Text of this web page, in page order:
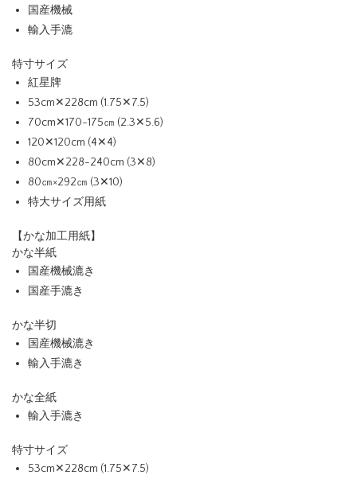
国産機械
輸入手漉
特寸サイズ
紅星牌
53cm✕228cm (1.75✕7.5)
70cm✕170-175㎝ (2.3✕5.6)
120✕120cm (4✕4)
80cm✕228-240cm (3✕8)
80㎝×292㎝ (3✕10)
特大サイズ用紙
【かな加工用紙】
かな半紙
国産機械漉き
国産手漉き
かな半切
国産機械漉き
輸入手漉き
かな全紙
輸入手漉き
特寸サイズ
53cm✕228cm (1.75✕7.5)